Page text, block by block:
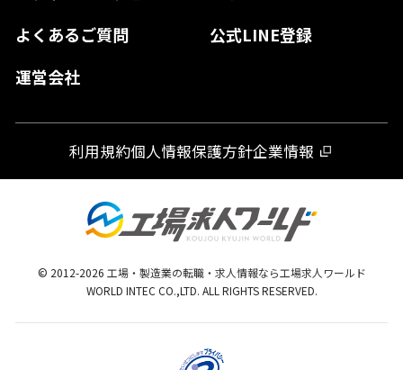
よくあるご質問
公式LINE登録
運営会社
熊本県
宮崎県
鹿児島県
利用規約個人情報保護方針企業情報
© 2012-2026 工場・製造業の転職・求人情報なら工場求人ワールド
WORLD INTEC CO.,LTD. ALL RIGHTS RESERVED.